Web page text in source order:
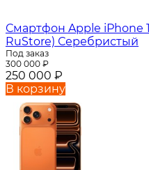
Смартфон Apple iPhone
RuStore) Серебристый
Под заказ
300 000 ₽
250 000 ₽
В корзину